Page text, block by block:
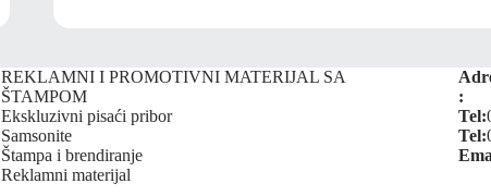
REKLAMNI I PROMOTIVNI MATERIJAL SA
ŠTAMPOM
Ekskluzivni pisaći pribor
Samsonite
Štampa i brendiranje
Reklamni materijal
:
Tel:
Tel: